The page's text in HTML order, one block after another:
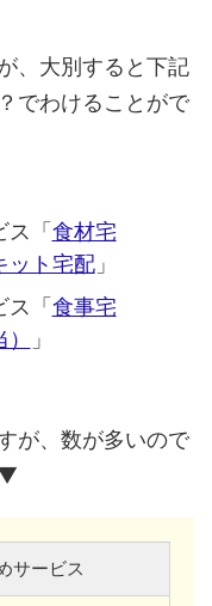
、大別すると下記
でわけることがで
ス「食材宅
ット宅配」
ス「食事宅
」
が、数が多いので
▼
サービス